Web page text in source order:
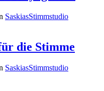
SaskiasStimmstudio
die Stimme
SaskiasStimmstudio